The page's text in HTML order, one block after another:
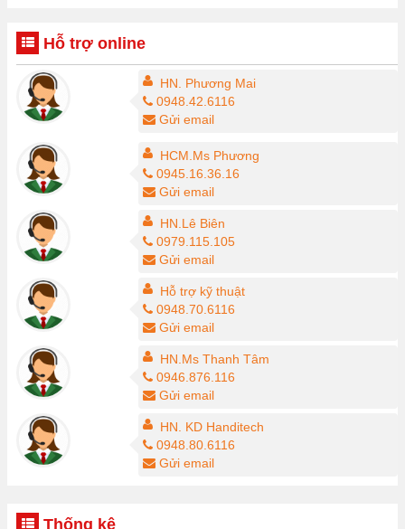
Hỗ trợ online
HN. Phương Mai
0948.42.6116
Gửi email
HCM.Ms Phương
0945.16.36.16
Gửi email
HN.Lê Biên
0979.115.105
Gửi email
Hỗ trợ kỹ thuật
0948.70.6116
Gửi email
HN.Ms Thanh Tâm
0946.876.116
Gửi email
HN. KD Handitech
0948.80.6116
Gửi email
Thống kê